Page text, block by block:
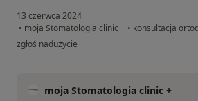
13 czerwca 2024
• moja Stomatologia clinic + • konsultacja
w opinii użytkownika Kasia
zgłoś nadużycie
moja Stomatologia clinic +